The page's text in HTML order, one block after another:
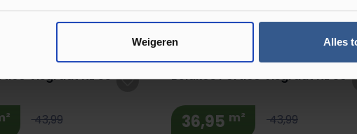
Weigeren Alles
Inclusief ondervloer
Klik PVC
Visgraat XL 55
43,99
Belakos Portico Visgraat XL 56
36,95 m² 43,99